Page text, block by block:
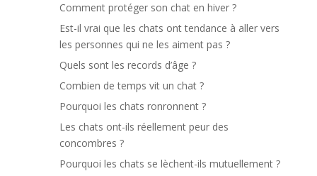
Comment protéger son chat en hiver ?
Est-il vrai que les chats ont tendance à aller vers
les personnes qui ne les aiment pas ?
Quels sont les records d’âge ?
Combien de temps vit un chat ?
Pourquoi les chats ronronnent ?
Les chats ont-ils réellement peur des
concombres ?
Pourquoi les chats se lèchent-ils mutuellement ?